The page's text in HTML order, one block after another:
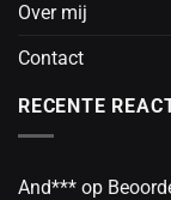
Over mij
Contact
RECENTE
And*** op